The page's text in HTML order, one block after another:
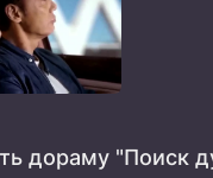
дораму "Поиск